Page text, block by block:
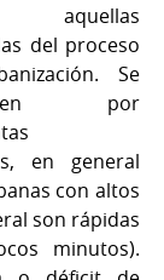
del proceso
Se
por
en general
con altos
son rápidas
minutos).